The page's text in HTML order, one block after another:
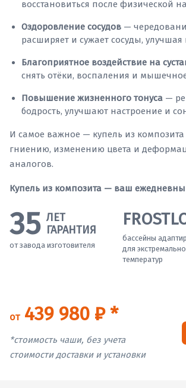
восстановиться после физической
Оздоровление сосудов —
расширяет и сужает сосуды, улучшая
Благоприятное воздействие на
снять отёки, воспаления и
Повышение жизненного тонуса —
бодрость, улучшают настроение и
И самое важное — купель из
гниению, изменению цвета и
аналогов.
Купель из композита — ваш
35 ЛЕТ
ГАРАНТИЯ
от завода изготовителя
бассейны
для
температур
от439 980 ₽ *
*стоимость чаши, без учета
стоимости доставки и установки